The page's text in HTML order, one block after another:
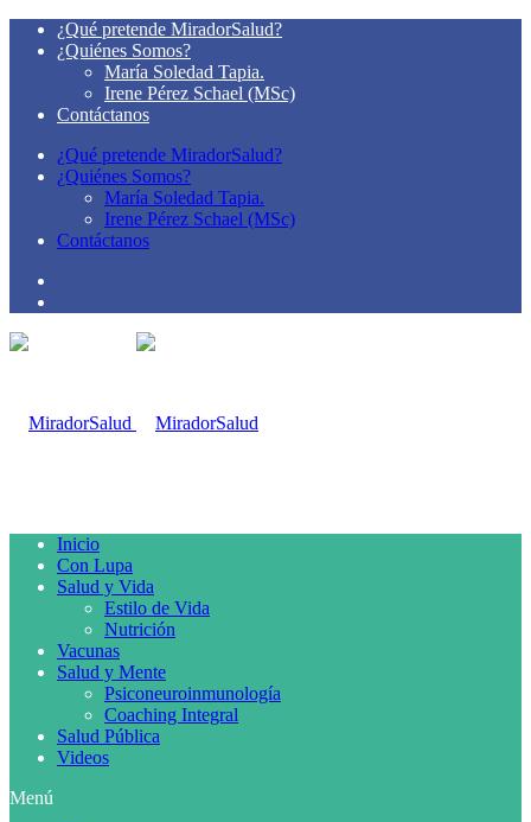
¿Qué pretende MiradorSalud?
¿Quiénes Somos?
María Soledad Tapia.
Irene Pérez Schael (MSc)
Contáctanos
¿Qué pretende MiradorSalud?
¿Quiénes Somos?
María Soledad Tapia.
Irene Pérez Schael (MSc)
Contáctanos
Inicio
Con Lupa
Salud y Vida
Estilo de Vida
Nutrición
Vacunas
Salud y Mente
Psiconeuroinmunología
Coaching Integral
Salud Pública
Videos
Menú